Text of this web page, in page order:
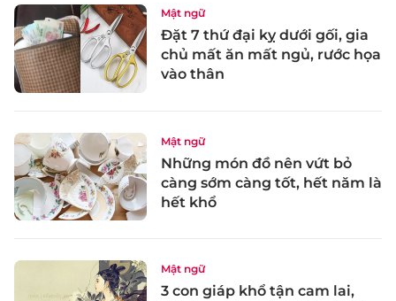
Mật ngữ
Đặt 7 thứ đại kỵ dưới gối, gia
chủ mất ăn mất ngủ, rước họa
vào thân
Mật ngữ
Những món đồ nên vứt bỏ
càng sớm càng tốt, hết năm là
hết khổ
Mật ngữ
3 con giáp khổ tận cam lai,